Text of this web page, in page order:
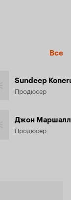
Все
Sundeep
Продюсер
Джон Маршалл
Продюсер